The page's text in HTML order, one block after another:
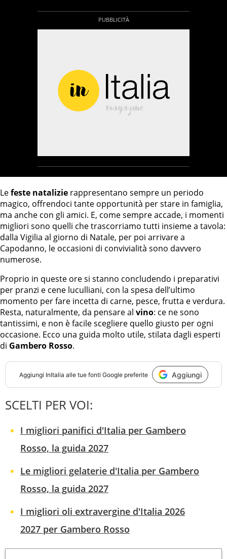
Lefeste natalizie rappresentano sempre un periodo
magico, offrendoci tante opportunità per stare in famiglia,
ma anche con gli amici. E, come sempre accade, i momenti
migliori sono quelli che trascorriamo tutti insieme a tavola:
dalla Vigilia al giorno di Natale, per poi arrivare a
Capodanno, le occasioni di convivialità sono davvero
numerose.
Proprio in queste ore si stanno concludendo i preparativi
per pranzi e cene luculliani, con la spesa dell’ultimo
momento per fare incetta di carne, pesce, frutta e verdura.
Resta, naturalmente, da pensare al vino: ce ne sono
tantissimi, e non è facile scegliere quello giusto per ogni
occasione. Ecco una guida molto utile, stilata dagli esperti
di Gambero Rosso.
Aggiungi InItalia alle tue fonti Google preferite Aggiungi
SCELTI PER VOI:
I migliori panifici d'Italia per Gambero
Rosso, la guida 2027
Le migliori gelaterie d'Italia per Gambero
Rosso, la guida 2027
I migliori oli extravergine d'Italia 2026
2027 per Gambero Rosso